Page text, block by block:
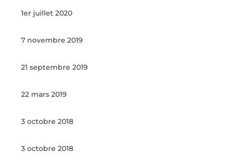
1er juillet 2020
7 novembre 2019
21 septembre 2019
22 mars 2019
3 octobre 2018
3 octobre 2018